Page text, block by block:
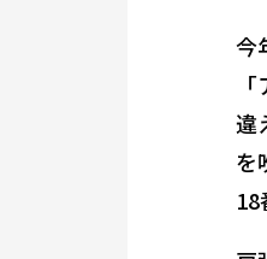
今
違
を
18